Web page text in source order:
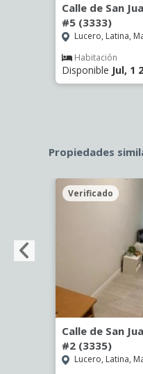
Calle de San
#5 (3333)
Lucero, Latina,
Habitación
Disponible Jul, 1
Propiedades
Verificado
Calle de San
#2 (3335)
Lucero, Latina,